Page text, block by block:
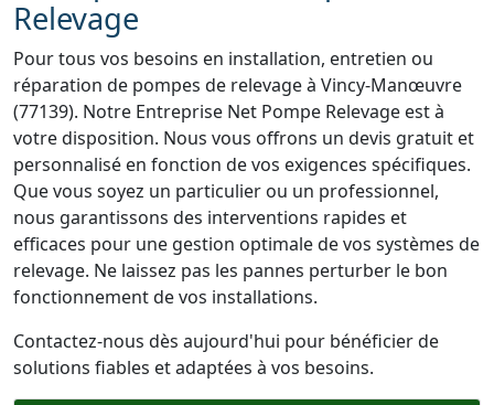
Relevage
Pour tous vos besoins en installation, entretien ou
réparation de pompes de relevage à Vincy-Manœuvre
(77139). Notre Entreprise Net Pompe Relevage est à
votre disposition. Nous vous offrons un devis gratuit et
personnalisé en fonction de vos exigences spécifiques.
Que vous soyez un particulier ou un professionnel,
nous garantissons des interventions rapides et
efficaces pour une gestion optimale de vos systèmes de
relevage. Ne laissez pas les pannes perturber le bon
fonctionnement de vos installations.
Contactez-nous dès aujourd'hui pour bénéficier de
solutions fiables et adaptées à vos besoins.